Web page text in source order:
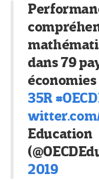
dans 79
35R
Education
2019